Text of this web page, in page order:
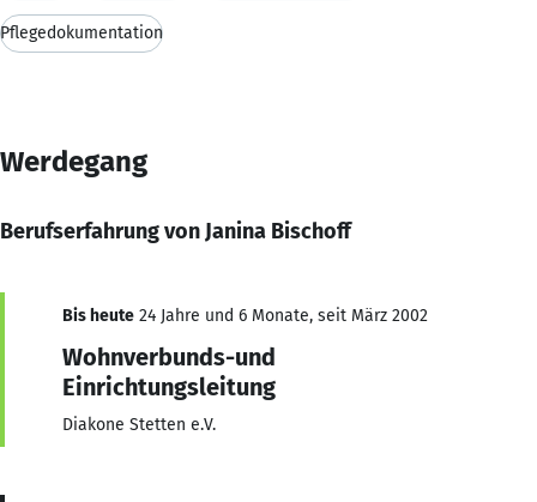
Pflegedokumentation
Werdegang
Berufserfahrung von Janina Bischoff
Bis heute 24 Jahre und 6 Monate, seit März 2002
Wohnverbunds-und
Einrichtungsleitung
Diakone Stetten e.V.